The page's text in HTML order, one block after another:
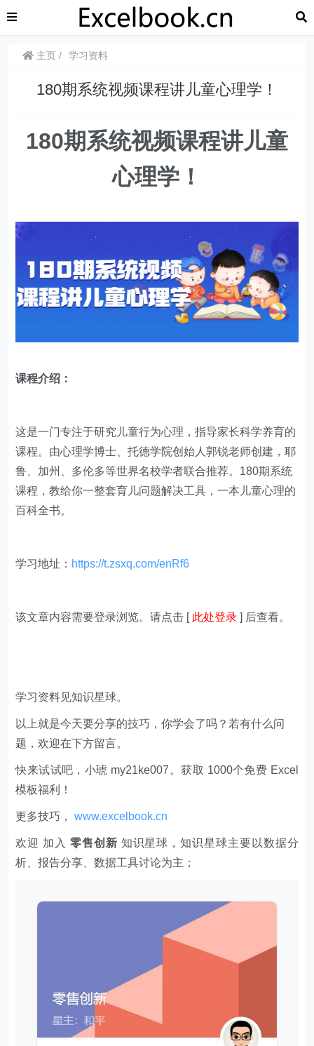
主页 学习资料
180期系统视频课程讲儿童心理学！
180期系统视频课程讲儿童
心理学！
课程介绍：
这是一门专注于研究儿童行为心理，指导家长科学养育的
课程。由心理学博士、托德学院创始人郭锐老师创建，耶
鲁、加州、多伦多等世界名校学者联合推荐。180期系统
课程，教给你一整套育儿问题解决工具，一本儿童心理的
百科全书。
学习地址： https://t.zsxq.com/enRf6
该文章内容需要登录浏览。请点击 [ 此处登录 ] 后查看。
学习资料见知识星球。
以上就是今天要分享的技巧，你学会了吗？若有什么问
题，欢迎在下方留言。
快来试试吧，小琥 my21ke007。获取 1000个免费 Excel
模板福利​​​​！
更多技巧，www.excelbook.cn
欢迎 加入 零售创新 知识星球，知识星球主要以数据分
析、报告分享、数据工具讨论为主；